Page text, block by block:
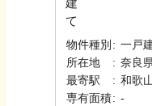
物件種別 : 一戸
所在地
: 奈良
最寄駅
: 和歌
専有面積: -